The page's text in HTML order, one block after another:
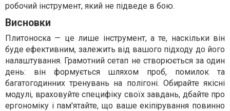
робочий інструмент, який не підведе в бою.
Висновки
Плитоноска — це лише інструмент, а те, наскільки він
буде ефективним, залежить від вашого підходу до його
налаштування. Грамотний сетап не створюється за один
день: він формується шляхом проб, помилок та
багатогодинних тренувань на полігоні. Обирайте якісні
модулі, враховуйте специфіку своїх завдань, дбайте про
ергономіку і пам'ятайте, що ваше екіпірування повинно